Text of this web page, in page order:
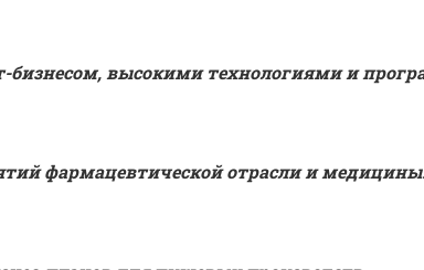
бизнесом, высокими технологиями и
фармацевтической отрасли и